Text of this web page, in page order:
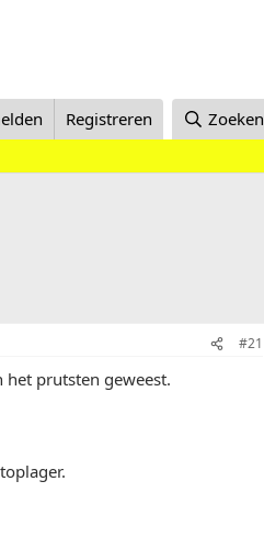
Registreren Zoeken
#21
prutsten geweest.